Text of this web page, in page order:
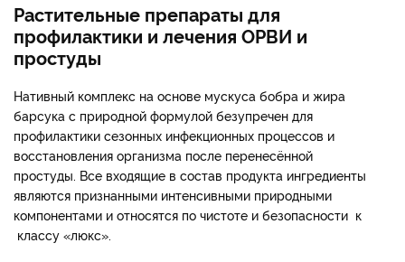
Растительные препараты для
профилактики и лечения ОРВИ и
простуды
Нативный комплекс на основе мускуса бобра и жира
барсука с природной формулой безупречен для
профилактики сезонных инфекционных процессов и
восстановления организма после перенесённой
простуды. Все входящие в состав продукта ингредиенты
являются признанными интенсивными природными
компонентами и относятся по чистоте и безопасности к
классу «люкс».